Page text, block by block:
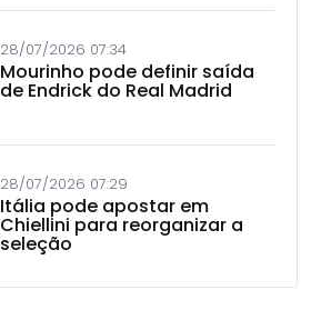
28/07/2026 07:34
Mourinho pode definir saída
de Endrick do Real Madrid
28/07/2026 07:29
Itália pode apostar em
Chiellini para reorganizar a
seleção